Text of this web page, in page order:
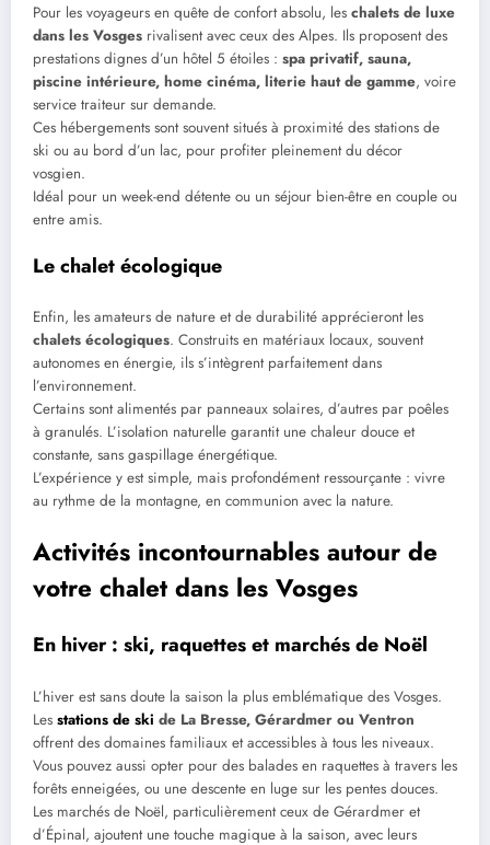
Pour les voyageurs en quête de confort absolu, les chalets de luxe
dans les Vosges rivalisent avec ceux des Alpes. Ils proposent des
prestations dignes d’un hôtel 5 étoiles : spa privatif, sauna,
piscine intérieure, home cinéma, literie haut de gamme, voire
service traiteur sur demande.
Ces hébergements sont souvent situés à proximité des stations de
ski ou au bord d’un lac, pour profiter pleinement du décor
vosgien.
Idéal pour un week-end détente ou un séjour bien-être en couple ou
entre amis.
Le chalet écologique
Enfin, les amateurs de nature et de durabilité apprécieront les
chalets écologiques. Construits en matériaux locaux, souvent
autonomes en énergie, ils s’intègrent parfaitement dans
l’environnement.
Certains sont alimentés par panneaux solaires, d’autres par poêles
à granulés. L’isolation naturelle garantit une chaleur douce et
constante, sans gaspillage énergétique.
L’expérience y est simple, mais profondément ressourçante : vivre
au rythme de la montagne, en communion avec la nature.
Activités incontournables autour de
votre chalet dans les Vosges
En hiver : ski, raquettes et marchés de Noël
L’hiver est sans doute la saison la plus emblématique des Vosges.
Les stations de ski de La Bresse, Gérardmer ou Ventron
offrent des domaines familiaux et accessibles à tous les niveaux.
Vous pouvez aussi opter pour des balades en raquettes à travers les
forêts enneigées, ou une descente en luge sur les pentes douces.
Les marchés de Noël, particulièrement ceux de Gérardmer et
d’Épinal, ajoutent une touche magique à la saison, avec leurs